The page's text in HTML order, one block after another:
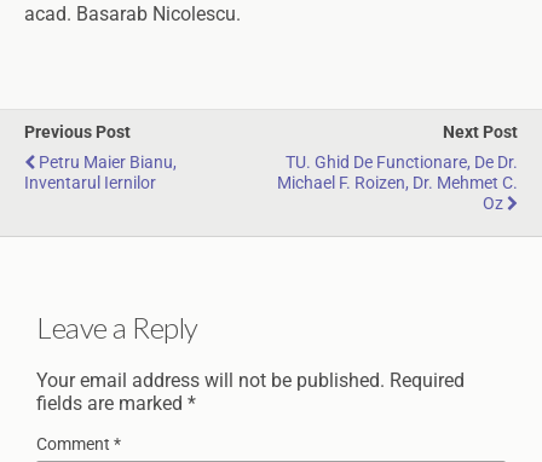
acad. Basarab Nicolescu.
Previous Post
Petru Maier Bianu,
Inventarul Iernilor
Next Post
TU. Ghid De Functionare, De Dr.
Michael F. Roizen, Dr. Mehmet C.
Oz
Leave a Reply
Your email address will not be published. Required
fields are marked *
Comment *